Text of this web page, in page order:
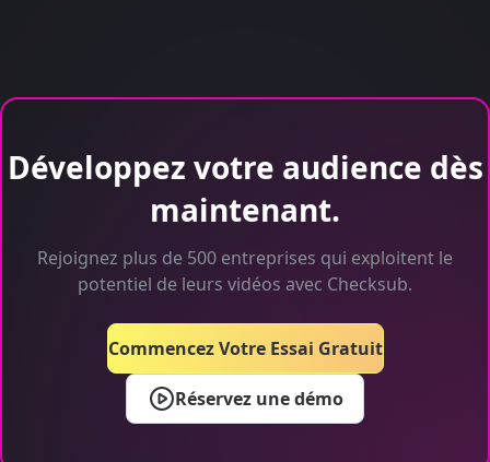
Développez votre audience dès
maintenant.
Rejoignez plus de 500 entreprises qui exploitent le
potentiel de leurs vidéos avec Checksub.
Réservez une démo
Commencez Votre Essai Gratuit